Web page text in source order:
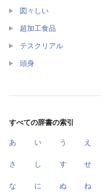
図々しい
超加工食品
テスクリアル
頭身
すべての辞書の索引
あ い う え
さ し す せ
な に ぬ ね